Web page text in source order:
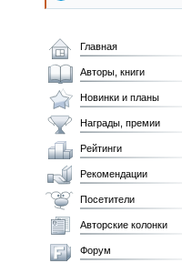
Главная
Авторы, книги
Новинки и планы
Награды, премии
Рейтинги
Рекомендации
Посетители
Авторские колонки
Форум